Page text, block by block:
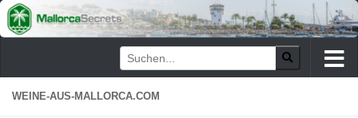
Zum Inhalt springen
WEINE-AUS-MALLORCA.COM